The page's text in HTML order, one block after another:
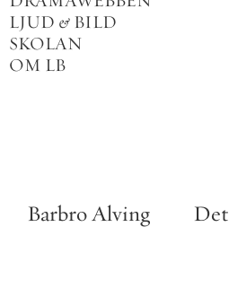
LJUD & BILD
SKOLAN
OM LB
BarbroAlving Det